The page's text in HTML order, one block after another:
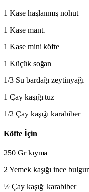
1 Kase haşlanmış nohut
1 Kase mantı
1 Kase mini köfte
1 Küçük soğan
1/3 Su bardağı zeytinyağı
1 Çay kaşığı tuz
1/2 Çay kaşığı karabiber
Köfte İçin
250 Gr kıyma
2 Yemek kaşığı ince bulgur
½ Çay kaşığı karabiber